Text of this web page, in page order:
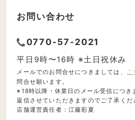
お問い合わせ
0770-57-2021
平日9時〜16時 ※土日祝休み
メールでのお問合せにつきましては、 こ
問合せ願います。
※18時以降・休業日のメール受信につき
返信させていただきますのでご了承くだ
店舗運営責任者：江藤彩夏